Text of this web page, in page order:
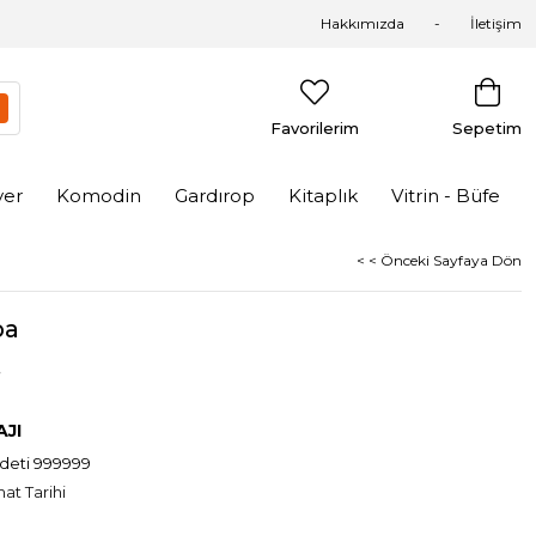
Hakkımızda İletişim
Sepetim
Favorilerim
Komodin Gardırop Kitaplık Vitrin - Büfe
< < Önceki Sayfaya Dön
999999
Tarihi